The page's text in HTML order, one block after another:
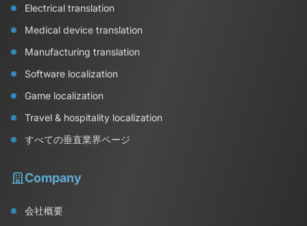
Electrical translation
Medical device translation
Manufacturing translation
Software localization
Game localization
Travel & hospitality localization
すべての垂直業界ページ
Company
会社概要